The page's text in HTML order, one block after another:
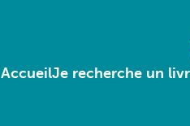
AccueilJe recherche un